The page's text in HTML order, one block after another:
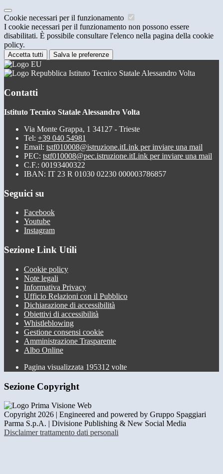
Cookie necessari per il funzionamento
I cookie necessari per il funzionamento non possono essere
disabilitati. È possibile consultare l'elenco nella pagina della cookie
policy.
Accetta tutti Salva le preferenze
Istituto Tecnico Statale Alessandro Volta
Contatti
Istituto Tecnico Statale Alessandro Volta
Via Monte Grappa, 1 34127 - Trieste
Tel: +39 040 54981
Email: tstf010008@istruzione.itLink per inviare una mail
PEC: tstf010008@pec.istruzione.itLink per inviare una mail
C.F.: 00193400322
IBAN: IT 23 R 01030 02230 000003786857
Seguici su
Facebook
Youtube
Instagram
Sezione Link Utili
Cookie policy
Note legali
Informativa Privacy
Ufficio Relazioni con il Pubblico
Dichiarazione di accessibilità
Obiettivi di accessibilità
Whistleblowing
Gestione consensi cookie
Amministrazione Trasparente
Albo Online
Pagina visualizzata 195312 volte
Sezione Copyright
Copyright 2026 | Engineered and powered by Gruppo Spaggiari
Parma S.p.A. | Divisione Publishing & New Social Media
Disclaimer trattamento dati personali